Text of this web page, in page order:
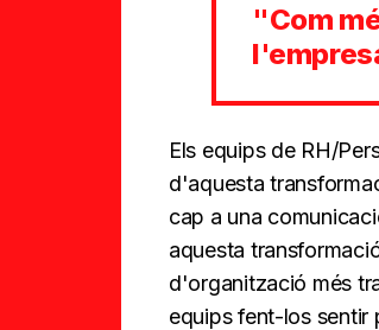
"Com
Els equips de RH/
d'aquesta
cap a una
aquesta
d'organització més
equips fent-los sentir